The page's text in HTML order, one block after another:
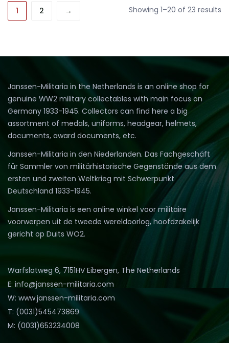
1 2 → Showing 1–20 of 23 results
Janssen-Militaria in the Netherlands is an online shop for
genuine WW2 military collectables with main focus on
Germany 1933-1945. Collectors can find here a big
assortment of medals, uniforms, headgear, helmets,
documents, award documents, etc.
Janssen-Militaria in den Niederlanden. Das Fachgeschäft
für Sammler von militärhistorische Gegenstände aus dem
ersten und zweiten Weltkrieg mit Schwerpunkt
Deutschland 1933-1945.
Janssen-Militaria is een online winkel voor militaire
voorwerpen uit de tweede wereldoorlog, hoofdzakelijk
gericht op Duits WO2.
Warfslatweg 6, 7151HV Eibergen, The Netherlands
E: info@janssen-militaria.com
W: www.janssen-militaria.com
T: (0031)545473869
M: (0031)653234008